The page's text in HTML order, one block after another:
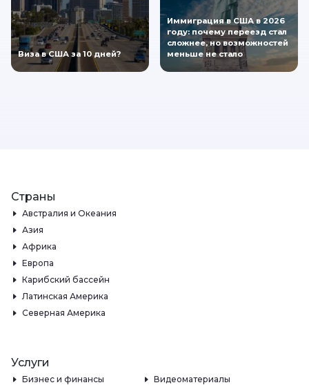
Виза в США за 10 дней?
Иммиграция в США в 2026
году: почему переезд стал
сложнее, но возможностей
меньше не стало
Страны
Австралия и Океания
Азия
Африка
Европа
Карибский бассейн
Латинская Америка
Северная Америка
Услуги
Бизнес и финансы
Видеоматериалы